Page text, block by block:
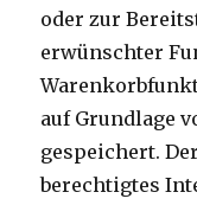
oder zur
erwünschter
auf Grundlage
gespeichert.
berechtigtes